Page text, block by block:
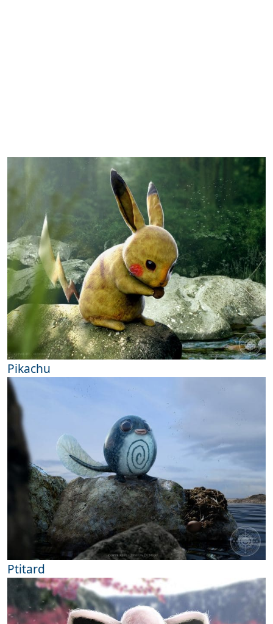
Pikachu
Ptitard